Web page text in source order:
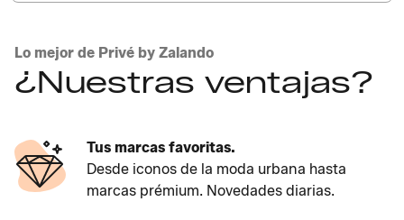
Lo mejor de Privé by Zalando
¿Nuestras ventajas?
Tus marcas favoritas.
Desde iconos de la moda urbana hasta
marcas prémium. Novedades diarias.